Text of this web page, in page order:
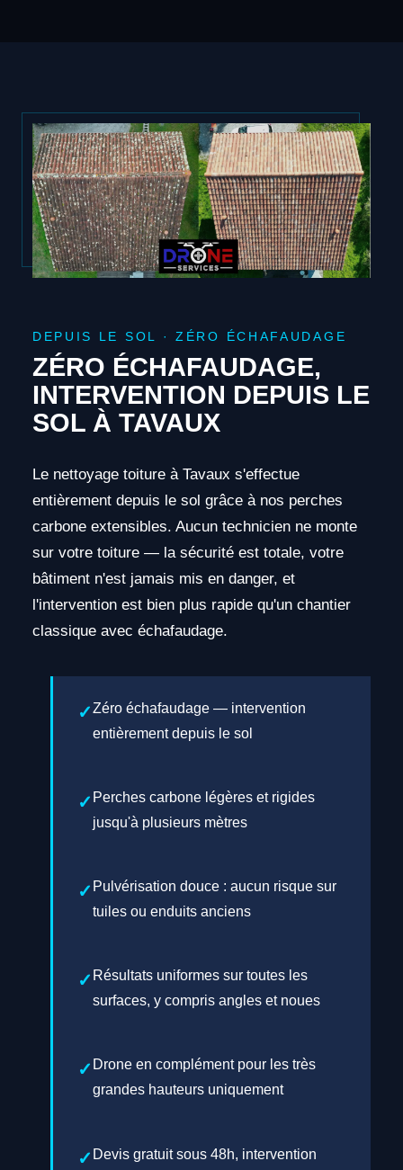
DEPUIS LE SOL · ZÉRO ÉCHAFAUDAGE
ZÉRO ÉCHAFAUDAGE,
INTERVENTION DEPUIS LE
SOL À TAVAUX
Le nettoyage toiture à Tavaux s'effectue
entièrement depuis le sol grâce à nos perches
carbone extensibles. Aucun technicien ne monte
sur votre toiture — la sécurité est totale, votre
bâtiment n'est jamais mis en danger, et
l'intervention est bien plus rapide qu'un chantier
classique avec échafaudage.
Zéro échafaudage — intervention
entièrement depuis le sol
Perches carbone légères et rigides
jusqu'à plusieurs mètres
Pulvérisation douce : aucun risque sur
tuiles ou enduits anciens
Résultats uniformes sur toutes les
surfaces, y compris angles et noues
Drone en complément pour les très
grandes hauteurs uniquement
Devis gratuit sous 48h, intervention